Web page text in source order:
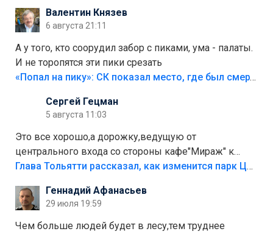
Валентин Князев
6 августа 21:11
А у того, кто соорудил забор с пиками, ума - палаты.
И не торопятся эти пики срезать
«Попал на пику»: СК показал место, где был смертельно травмирован ребенок в Тольятти
Сергей Гецман
5 августа 11:03
Это все хорошо,а дорожку,ведущую от
центрального входа со стороны кафе"Мираж" к
аттракционам слабо доделать?А то бордюры
лежала в парке и испортилась.Да еще,видимо,часть
украли.
Глава Тольятти рассказал, как изменится парк Центрального района
Геннадий Афанасьев
29 июля 19:59
Чем больше людей будет в лесу,тем труднее